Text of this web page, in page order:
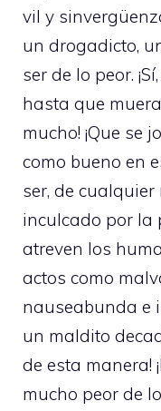
vil y
un drogadicto,
ser de lo peor.
hasta que
mucho! ¡Que se
como bueno en
ser, de
inculcado por la
atreven los
actos como
nauseabunda e
un maldito
de esta manera!
mucho peor de